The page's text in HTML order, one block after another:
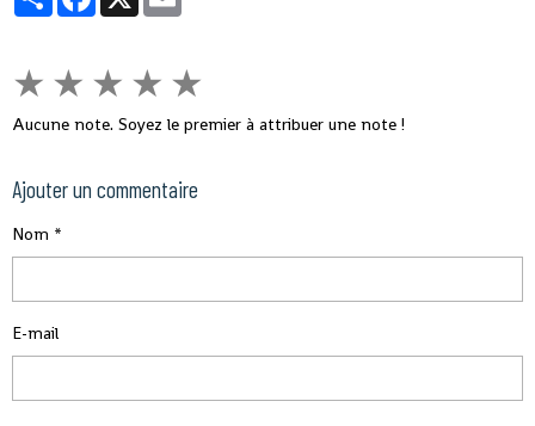
★ ★ ★ ★ ★
Aucune note. Soyez le premier à attribuer une note !
Ajouter un commentaire
Nom
E-mail